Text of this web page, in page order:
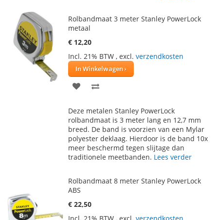
Rolbandmaat 3 meter Stanley PowerLock
metaal
€ 12,20
Incl. 21% BTW , excl. verzendkosten
In Winkelwagen
VOEG
AAN
VERLANGLIJST
TE
VERGELIJKEN
Deze metalen Stanley PowerLock
rolbandmaat is 3 meter lang en 12,7 mm
breed. De band is voorzien van een Mylar
polyester deklaag. Hierdoor is de band 10x
meer beschermd tegen slijtage dan
traditionele meetbanden. Lees verder
Rolbandmaat 8 meter Stanley PowerLock
ABS
€ 22,50